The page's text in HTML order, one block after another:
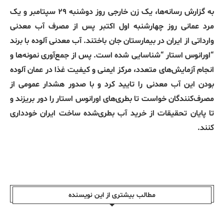
به گزارش رسانه‌ها، یک زن خارجی روز دوشنبه ۲۹ سپتامبر و یک
مرد عمانی روز چهارشنبه اول اکتبر پس از مصرف آب معدنی
وارداتی از ایران در بیمارستان جان باختند. آب معدنی آلوده با برند
“اورانوس استار “شناسایی شده است. پس از جمع‌آوری نمونه‌ها و
انجام آزمایش‌های متعدد، مرکز ایمنی و کیفیت غذا در عمان آلوده
بودن این آب معدنی را تایید کرد و با صدور هشدار عمومی از
مصرف‌کنندگان خواست تا بطری‌های اورانوس استار را دور بریزند و
تا پایان تحقیقات از خرید آب بطری‌شده ساخت ایران خودداری
کنند.
مطالب بیشتری از این نویسندە